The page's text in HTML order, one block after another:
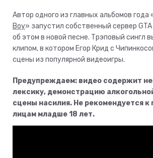
Автор одного из главных альбомов года
Boy» запустил собственный сервер GTA
об этом в новой песне. Трэповый сингл
клипом, в котором Егор Крид с
сцены из популярной видеоигры.
Предупреждаем: видео содержит
лексику, демонстрацию
сцены насилия. Не рекомендуется к
лицам младше 18 лет.